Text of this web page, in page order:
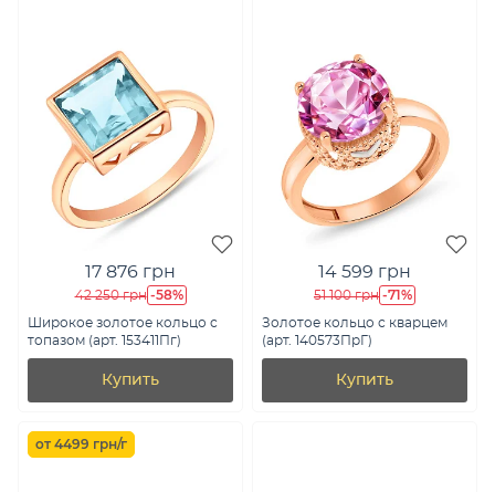
17 876 грн
42 250 грн -58%
Широкое золотое кольцо с
топазом (арт. 153411Пг)
Купить
14 599 грн
51 100 грн -71%
Золотое кольцо с кварцем
(арт. 140573ПрГ)
Купить
от 4499 грн/г